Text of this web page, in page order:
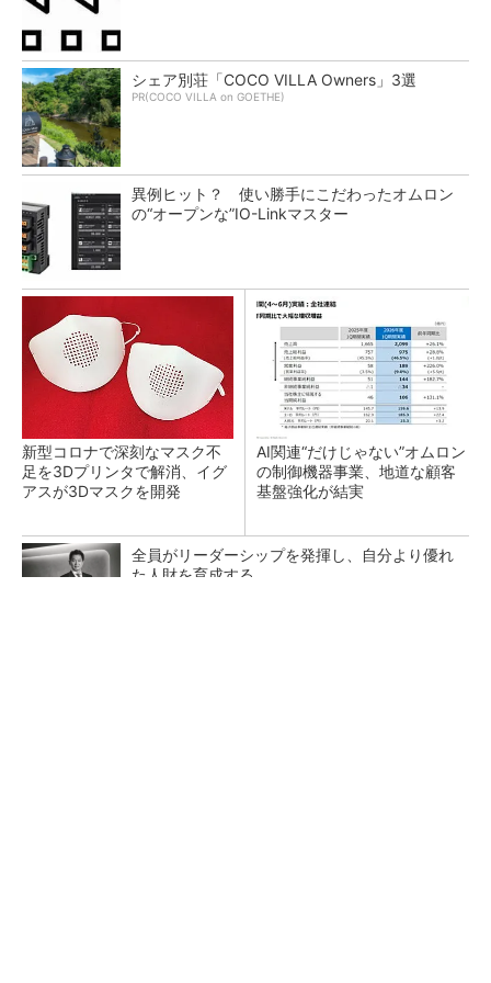
シェア別荘「COCO VILLA Owners」3選
PR(COCO VILLA on GOETHE)
異例ヒット？ 使い勝手にこだわったオムロン
の“オープンな”IO-Linkマスター
新型コロナで深刻なマスク不
足を3Dプリンタで解消、イグ
アスが3Dマスクを開発
AI関連“だけじゃない”オムロン
の制御機器事業、地道な顧客
基盤強化が結実
全員がリーダーシップを発揮し、自分より優れ
た人財を育成する